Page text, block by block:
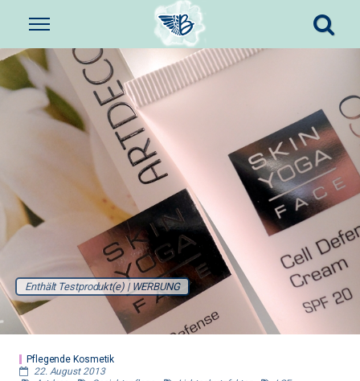
Pflegende Kosmetik
22. August 2013
Enthält Testprodukt(e) | WERBUNG